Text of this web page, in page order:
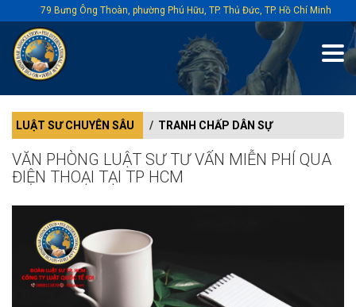
79 Bưng Ông Thoàn, phường Phú Hữu, TP. Thủ Đức, TP. Hồ Chí Minh
LUẬT SƯ CHUYÊN SÂU TRANH CHẤP DÂN SỰ
VĂN PHÒNG LUẬT SƯ TƯ VẤN MIỄN PHÍ QUA
ĐIỆN THOẠI TẠI TP HCM